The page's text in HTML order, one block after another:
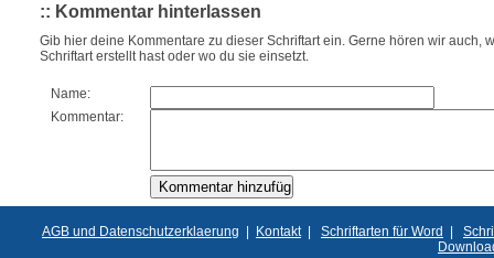
:: Kommentar hinterlassen
Gib hier deine Kommentare zu dieser Schriftart ein. Gerne hören wir auch,
Schriftart erstellt hast oder wo du sie einsetzt.
Name:
Kommentar:
AGB und Datenschutzerklaerung | Kontakt| Schriftarten für Word |